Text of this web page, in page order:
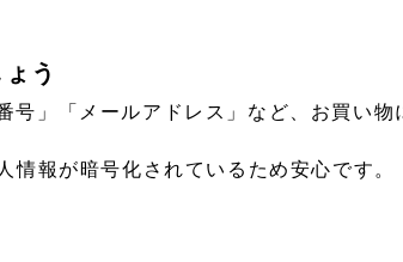
う
号」「メールアドレス」など、お買い物
情報が暗号化されているため安心です。